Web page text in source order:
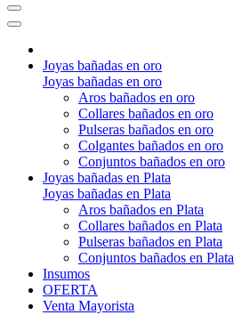
Joyas bañadas en oro
Joyas bañadas en oro
Aros bañados en oro
Collares bañados en oro
Pulseras bañados en oro
Colgantes bañados en oro
Conjuntos bañados en oro
Joyas bañadas en Plata
Joyas bañadas en Plata
Aros bañados en Plata
Collares bañados en Plata
Pulseras bañados en Plata
Conjuntos bañados en Plata
Insumos
OFERTA
Venta Mayorista